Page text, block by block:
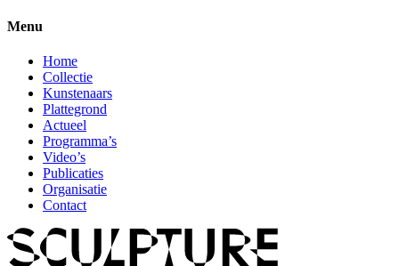
Menu
Home
Collectie
Kunstenaars
Plattegrond
Actueel
Programma’s
Video’s
Publicaties
Organisatie
Contact